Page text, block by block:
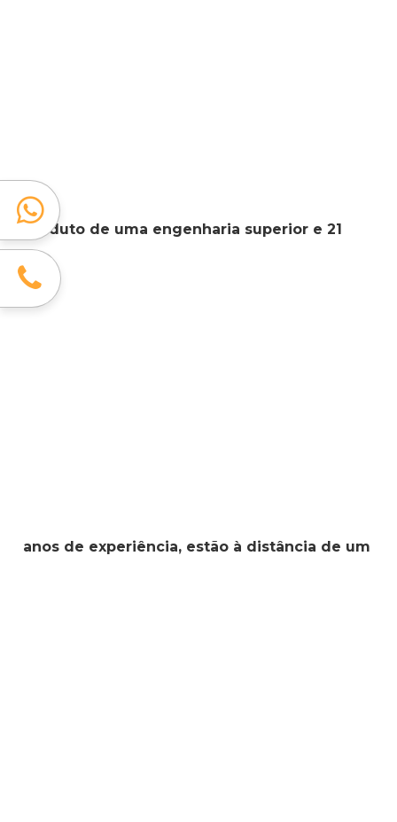
produto de uma engenharia superior e 21
anos de experiência, estão à distância de um